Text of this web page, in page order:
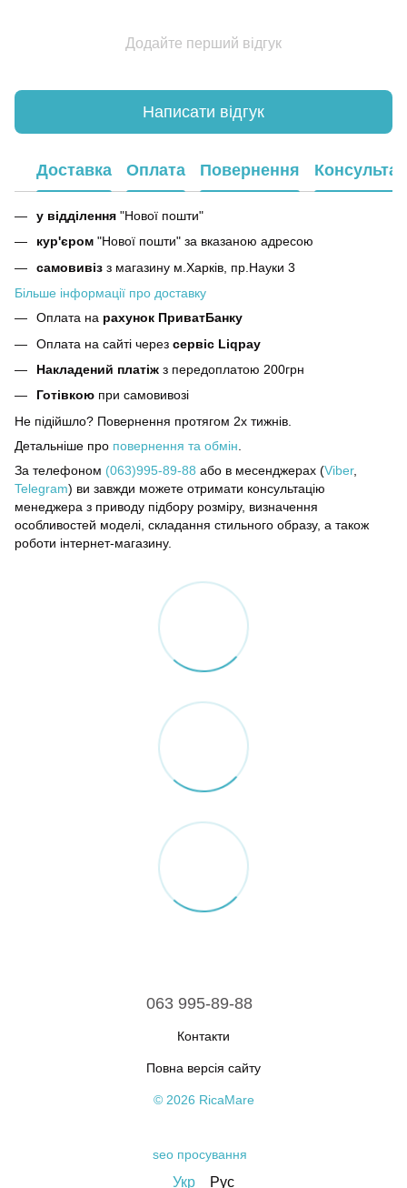
Додайте перший відгук
Написати відгук
Доставка Оплата Повернення
у відділення "Нової пошти"
кур'єром "Нової пошти" за вказаною адресою
самовивіз з магазину м.Харків, пр.Науки 3
Більше інформації про доставку
Оплата на рахунок ПриватБанку
Оплата на сайті через сервіс Liqpay
Накладений платіж з передоплатою 200грн
Готівкою при самовивозі
Не підійшло? Повернення протягом 2х тижнів.
Детальніше про повернення та обмін
За телефоном (063)995-89-88 або в месенджерах (Viber,
Telegram) ви завжди можете отримати консультацію
менеджера з приводу підбору розміру, визначення
особливостей моделі, складання стильного образу, а також
роботи інтернет-магазину.
063 995-89-88
Контакти
Повна версія сайту
© 2026 RicaMare
seo просування
Укр Рус